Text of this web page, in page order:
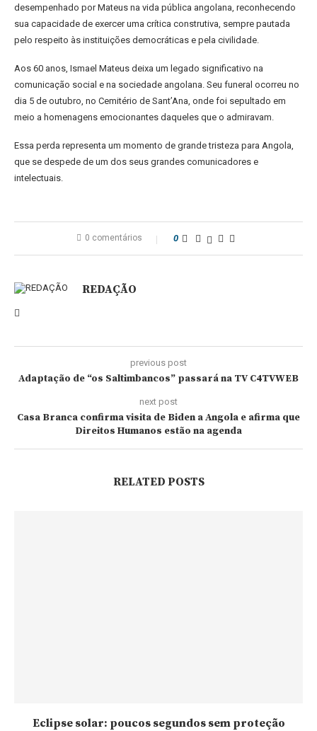
desempenhado por Mateus na vida pública angolana, reconhecendo
sua capacidade de exercer uma crítica construtiva, sempre pautada
pelo respeito às instituições democráticas e pela civilidade.
Aos 60 anos, Ismael Mateus deixa um legado significativo na
comunicação social e na sociedade angolana. Seu funeral ocorreu no
dia 5 de outubro, no Cemitério de Sant’Ana, onde foi sepultado em
meio a homenagens emocionantes daqueles que o admiravam.
Essa perda representa um momento de grande tristeza para Angola,
que se despede de um dos seus grandes comunicadores e
intelectuais.
0 comentários 0
REDAÇÃO
previous post
Adaptação de “os Saltimbancos” passará na TV C4TVWEB
next post
Casa Branca confirma visita de Biden a Angola e afirma que
Direitos Humanos estão na agenda
RELATED POSTS
Eclipse solar: poucos segundos sem proteção